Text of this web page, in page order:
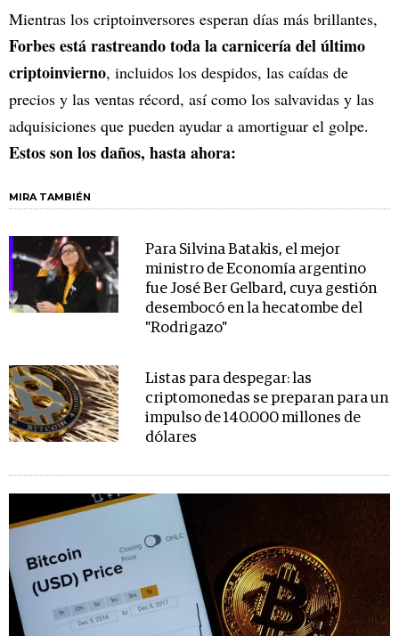
Mientras los criptoinversores esperan días más brillantes,
Forbes está rastreando toda la carnicería del último
criptoinvierno, incluidos los despidos, las caídas de
precios y las ventas récord, así como los salvavidas y las
adquisiciones que pueden ayudar a amortiguar el golpe.
Estos son los daños, hasta ahora:
MIRA TAMBIÉN
Para Silvina Batakis, el mejor
ministro de Economía argentino
fue José Ber Gelbard, cuya gestión
desembocó en la hecatombe del
"Rodrigazo"
Listas para despegar: las
criptomonedas se preparan para un
impulso de 140.000 millones de
dólares